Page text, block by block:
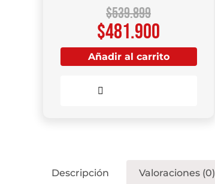
$539.899
$481.900
Añadir al carrito
Descripción Valoraciones (0)